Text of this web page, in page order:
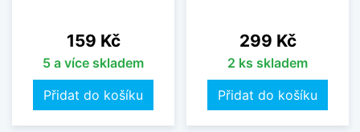
Cena
159 Kč
5 a více skladem
Přidat do košíku
Cena
299 Kč
2 ks skladem
Přidat do košíku